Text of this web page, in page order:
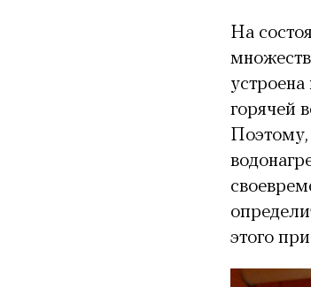
На
горячей
Поэтому,
этого